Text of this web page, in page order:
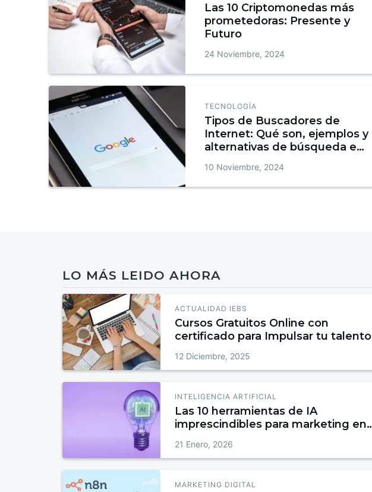
Las 10 Criptomonedas más
prometedoras: Presente y
Futuro
24 Noviembre, 2024
TECNOLOGÍA
Tipos de Buscadores de
Internet: Qué son, ejemplos y
alternativas de búsqueda en
10 Noviembre, 2024
LO MÁS LEIDO AHORA
ACTUALIDAD IEBS
Cursos Gratuitos Online con
certificado para Impulsar tu talento
12 Diciembre, 2025
INTELIGENCIA ARTIFICIAL
Las 10 herramientas de IA
imprescindibles para marketing en
21 Enero, 2026
MARKETING DIGITAL